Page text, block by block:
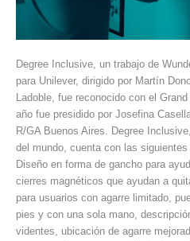
Degree Inclusive, un trabajo de
para Unilever, dirigido por Martín
Ladoble, fue reconocido con el
año fue presidido por Josefina
R/GA Buenos Aires. Degree
del mundo, cuenta con las
Diseño en forma de gancho para
cierres magnéticos que ayudan a
para usuarios con agarre limitado,
pies y con una sola mano,
videntes, ubicación de agarre